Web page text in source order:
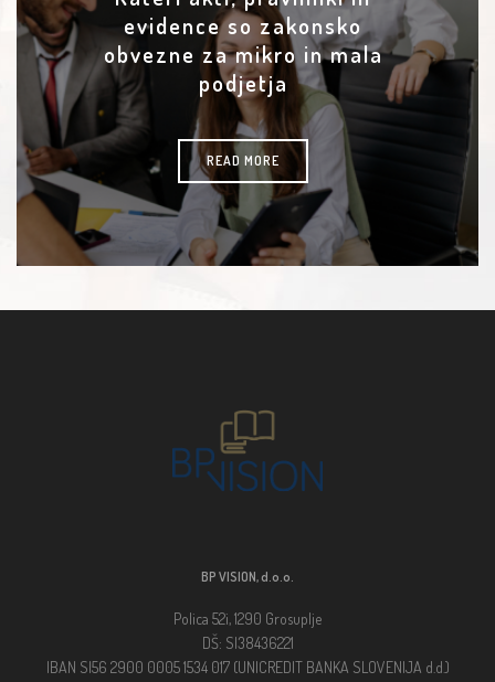
evidence so zakonsko
obvezne za mikro in mala
podjetja
READ MORE
BP VISION, d.o.o.
Polica 52i, 1290 Grosuplje
DŠ: SI38436221
IBAN SI56 2900 0005 1534 017 (UNICREDIT BANKA SLOVENIJA d.d.)